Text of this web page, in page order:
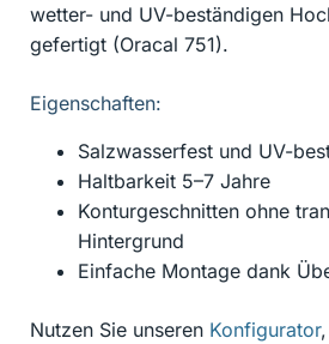
wetter- und UV-beständigen
gefertigt (Oracal 751).
Eigenschaften:
Salzwasserfest und UV-
Haltbarkeit 5–7 Jahre
Konturgeschnitten ohne
Hintergrund
Einfache Montage dank
Nutzen Sie unseren Konfigurator